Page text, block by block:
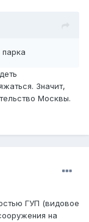
Значит,
Москвы.
ГУП (видовое
на